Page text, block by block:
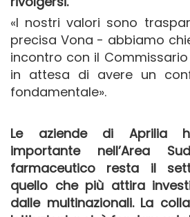
«I nostri valori sono
precisa Vona - abbiamo
incontro con il
in attesa di avere un
fondamentale».
Le aziende di Aprilia
importante nell’Area
farmaceutico resta il
quello che più attira
dalle multinazionali. La